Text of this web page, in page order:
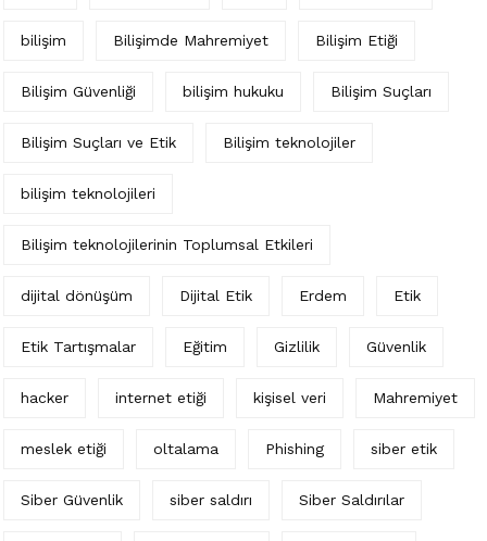
bilişim Bilişimde Mahremiyet Bilişim Etiği
Bilişim Güvenliği bilişim hukuku Bilişim Suçları
Bilişim Suçları ve Etik Bilişim teknolojiler
bilişim teknolojileri
Bilişim teknolojilerinin Toplumsal Etkileri
dijital dönüşüm Dijital Etik Erdem Etik
Etik Tartışmalar Eğitim Gizlilik Güvenlik
hacker internet etiği kişisel veri Mahremiyet
meslek etiği oltalama Phishing siber etik
Siber Güvenlik siber saldırı Siber Saldırılar